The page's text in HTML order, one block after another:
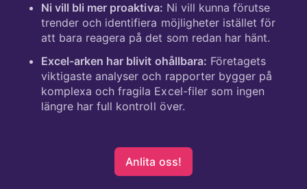
Ni vill bli mer proaktiva: Ni vill kunna förutse
trender och identifiera möjligheter istället för
att bara reagera på det som redan har hänt.
Excel-arken har blivit ohållbara: Företagets
viktigaste analyser och rapporter bygger på
komplexa och fragila Excel-filer som ingen
längre har full kontroll över.
Anlita oss!